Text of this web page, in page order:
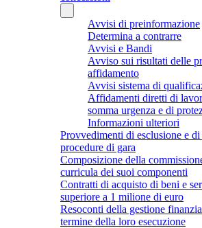
Avvisi di preinformazione
Determina a contrarre
Avvisi e Bandi
Avviso sui risultati delle
affidamento
Avvisi sistema di
Affidamenti diretti di
somma urgenza e di
Informazioni ulteriori
Provvedimenti di esclusione e
procedure di gara
Composizione della
curricula dei suoi componenti
Contratti di acquisto di beni e
superiore a 1 milione di euro
Resoconti della gestione
termine della loro esecuzione